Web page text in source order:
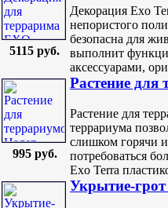
5115 руб.
Декорация Exo
непористого
безопасна для
выполнит
аксессуарами,
995 руб.
Растение
Растение для
террариума
слишком горячи
потребоваться
Exo Terra
Укрытие-